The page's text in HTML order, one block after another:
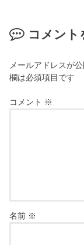
コメント
メールアドレスが
欄は必須項目です
コメント ※
名前 ※